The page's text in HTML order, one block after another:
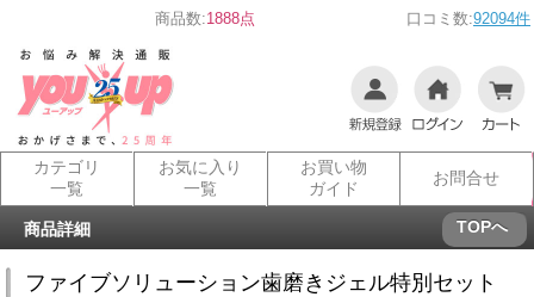
商品数:1888点 口コミ数:92094件
カテゴリ
一覧
お気に入り
一覧
お買い物
ガイド
お問合せ
商品詳細 TOPへ
ファイブソリューション歯磨きジェル特別セット